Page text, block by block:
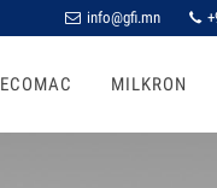
info@gfi.mn
ECOMAC MILKRON